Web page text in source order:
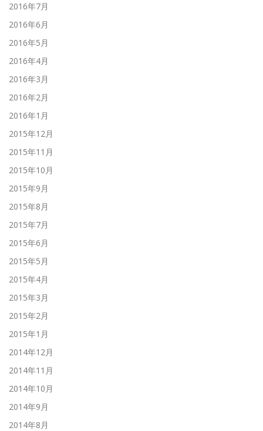
2016年7月
2016年6月
2016年5月
2016年4月
2016年3月
2016年2月
2016年1月
2015年12月
2015年11月
2015年10月
2015年9月
2015年8月
2015年7月
2015年6月
2015年5月
2015年4月
2015年3月
2015年2月
2015年1月
2014年12月
2014年11月
2014年10月
2014年9月
2014年8月